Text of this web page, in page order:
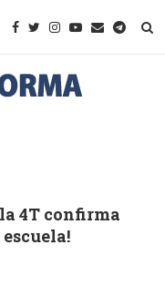
4T confirma